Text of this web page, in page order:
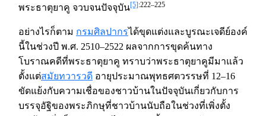
พระธาตุยาคู จวบจนปัจจุบัน[5]:222–225
อย่างไรก็ตาม กรมศิลปากรได้ขุดแต่งและบูรณะเจดีย์องค์
นี้ในช่วงปี พ.ศ. 2510–2522 ผลจากการขุดค้นทาง
โบราณคดีที่พระธาตุยาคู ทราบว่าพระธาตุยาคูมีมาแล้ว
ตั้งแต่สมัยทวารวดี อายุประมาณพุทธศตวรรษที่ 12–16
ขัดแย้งกับความเชื่อของชาวบ้านในปัจจุบันเกี่ยวกับการ
บรรจุอัฐิของพระภิกษุที่ชาวบ้านนับถือในช่วงที่เพิ่งตั้ง